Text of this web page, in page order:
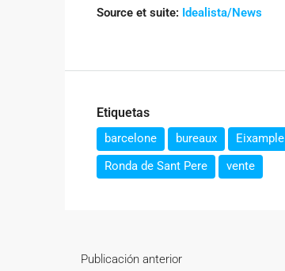
Source et suite: Idealista/News
Etiquetas
barcelone bureaux Eixample
Ronda de Sant Pere
vente
Publicación anterior